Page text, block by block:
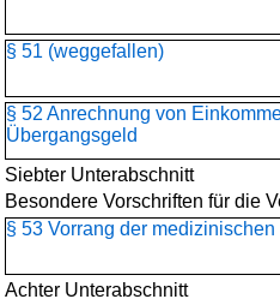
§ 51 (weggefallen)
§ 52 Anrechnung von
Übergangsgeld
Siebter Unterabschnitt
Besondere Vorschriften für die
§ 53 Vorrang der
Achter Unterabschnitt